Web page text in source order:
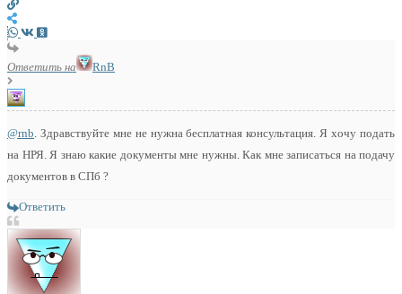
Ответить на RnB
@rnb. Здравствуйте мне не нужна бесплатная консультация. Я хочу подать
на НРЯ. Я знаю какие документы мне нужны. Как мне записаться на подачу
документов в СПб ?
Ответить